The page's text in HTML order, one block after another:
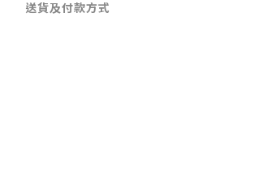
送貨及付款方式